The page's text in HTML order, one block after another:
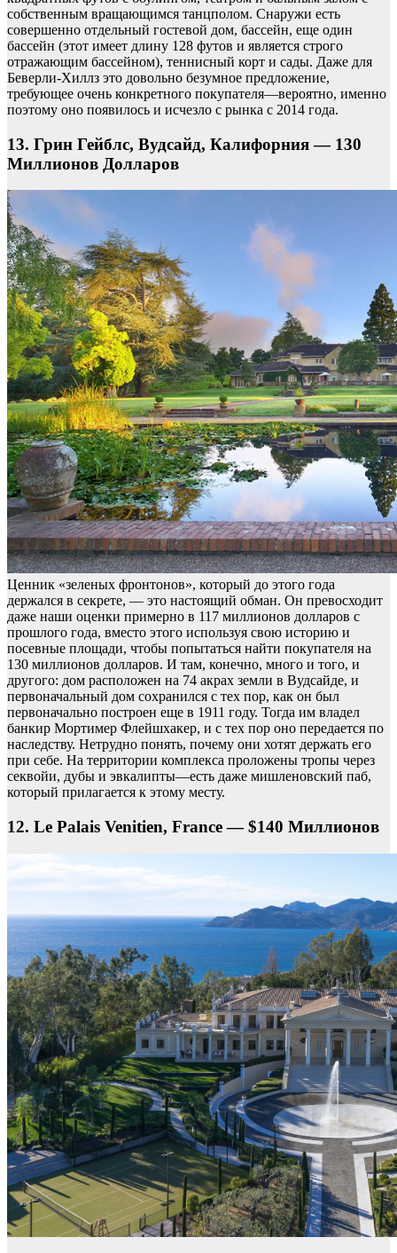
собственным вращающимся танцполом. Снаружи есть
совершенно отдельный гостевой дом, бассейн, еще один
бассейн (этот имеет длину 128 футов и является строго
отражающим бассейном), теннисный корт и сады. Даже для
Беверли-Хиллз это довольно безумное предложение,
требующее очень конкретного покупателя—вероятно, именно
поэтому оно появилось и исчезло с рынка с 2014 года.
13. Грин Гейблс, Вудсайд, Калифорния — 130
Миллионов Долларов
Ценник «зеленых фронтонов», который до этого года
держался в секрете, — это настоящий обман. Он превосходит
даже наши оценки примерно в 117 миллионов долларов с
прошлого года, вместо этого используя свою историю и
посевные площади, чтобы попытаться найти покупателя на
130 миллионов долларов. И там, конечно, много и того, и
другого: дом расположен на 74 акрах земли в Вудсайде, и
первоначальный дом сохранился с тех пор, как он был
первоначально построен еще в 1911 году. Тогда им владел
банкир Мортимер Флейшхакер, и с тех пор оно передается по
наследству. Нетрудно понять, почему они хотят держать его
при себе. На территории комплекса проложены тропы через
секвойи, дубы и эвкалипты—есть даже мишленовский паб,
который прилагается к этому месту.
12. Le Palais Venitien, France — $140 Миллионов